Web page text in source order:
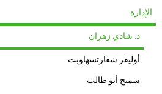
الإدارة
د. شادي زهران
أوليفر شفارتسهاوبت
سميح أبو طالب